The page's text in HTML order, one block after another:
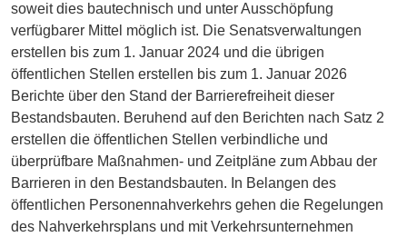
soweit dies bautechnisch und unter Ausschöpfung
verfügbarer Mittel möglich ist. Die Senatsverwaltungen
erstellen bis zum 1. Januar 2024 und die übrigen
öffentlichen Stellen erstellen bis zum 1. Januar 2026
Berichte über den Stand der Barrierefreiheit dieser
Bestandsbauten. Beruhend auf den Berichten nach Satz 2
erstellen die öffentlichen Stellen verbindliche und
überprüfbare Maßnahmen- und Zeitpläne zum Abbau der
Barrieren in den Bestandsbauten. In Belangen des
öffentlichen Personennahverkehrs gehen die Regelungen
des Nahverkehrsplans und mit Verkehrsunternehmen